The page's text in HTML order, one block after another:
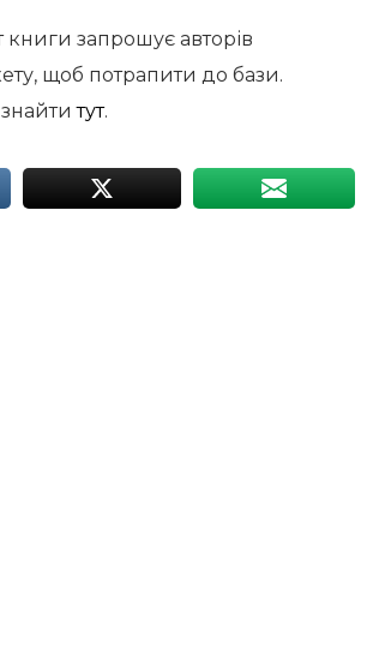
книги запрошує авторів
щоб потрапити до бази.
тут.